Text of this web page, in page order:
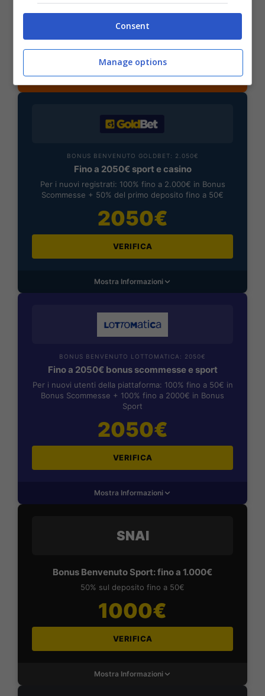
200€
BONUS BENVENUTO GOLDBET: 2.050€
Fino a 2050€ sport e casino
Per i nuovi registrati: 100% fino a 2.000€ in Bonus
Scommesse + 50% del primo deposito fino a 50€
2050€
VERIFICA
Mostra Informazioni
BONUS BENVENUTO LOTTOMATICA: 2050€
Fino a 2050€ bonus scommesse e sport
Per i nuovi utenti della piattaforma: 100% fino a 50€ in
Bonus Scommesse + 100% fino a 2000€ in Bonus
Sport
2050€
VERIFICA
Mostra Informazioni
SNAI
Bonus Benvenuto Sport: fino a 1.000€
50% sul deposito fino a 50€
1000€
VERIFICA
Mostra Informazioni
Consent
Manage options